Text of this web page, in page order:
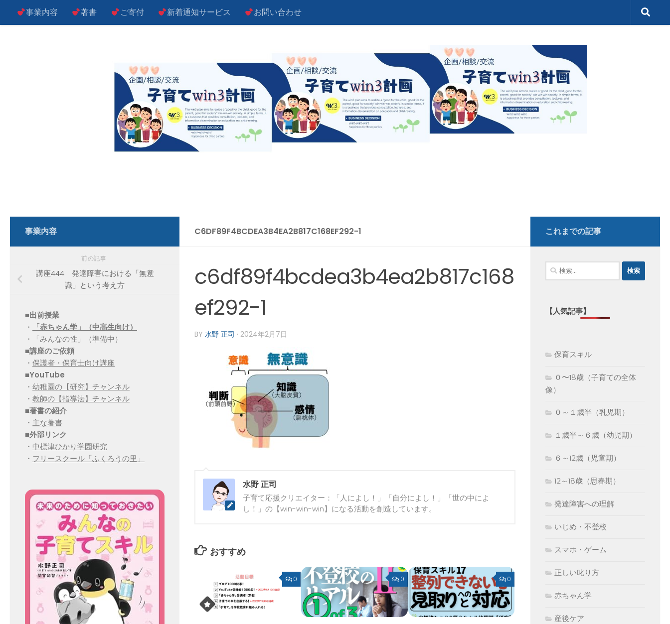
コンテンツへスキップ
事業内容 著書 ご寄付 新着通知サービス お問い合わせ
C6DF89F4BCDEA3B4EA2B817C168EF292-1
c6df89f4bcdea3b4ea2b817c168
ef292-1
BY 水野 正司 · 2024年2月7日
水野 正司
子育て応援クリエイター：「人によし！」「自分によし！」「世の中によ
し！」の【win-win-win】になる活動を創造しています。
おすすめ
0 0 0
事業内容
前の記事
講座444 発達障害における「無意
識」という考え方
■出前授業
・
「赤ちゃん学」（中高生向け）
・「みんなの性」（準備中）
■講座のご依頼
・ 保護者・保育士向け講座
■YouTube
・ 幼稚園の【研究】チャンネル
・ 教師の【指導法】チャンネル
■著書の紹介
・ 主な著書
■外部リンク
・ 中標津ひかり学園研究
・ フリースクール「ふくろうの里」
これまでの記事
検
索:
【人気記事】
保育スキル
０〜18歳（子育ての全体
像）
０～１歳半（乳児期）
１歳半～６歳（幼児期）
６～12歳（児童期）
12～18歳（思春期）
発達障害への理解
いじめ・不登校
スマホ・ゲーム
正しい叱り方
赤ちゃん学
産後ケア